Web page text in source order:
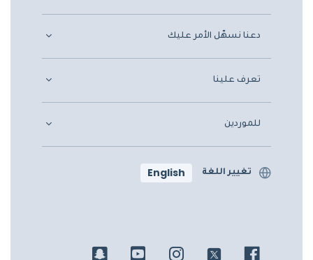
دعنا نسهّل الأمر عليك
تعرف علينا
للموردين
تغيير اللغة English